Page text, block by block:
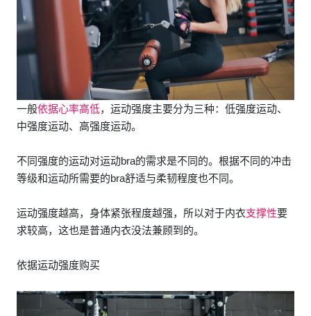
一般依据心率高低，运动强度主要分为三种：低强度运动、
中强度运动、高强度运动。
不同强度的运动对运动bra的需求是不同的。根据不同的冲击
等级和运动所需要的bra舒适与柔韧程度也不同。
运动强度越高，身体紧张程度越强，所以对于内衣支撑性要
求较高，这也是普通内衣没法兼顾到的。
依据运动强度购买